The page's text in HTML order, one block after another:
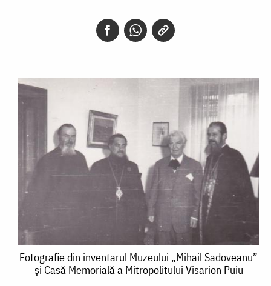
Fotografie
din
Fotografie din inventarul Muzeului „Mihail Sadoveanu”
şi Casă Memorială a Mitropolitului Visarion Puiu